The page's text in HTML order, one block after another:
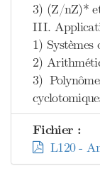
3) (Z/nZ)*
III.
1) Systèmes
2)
3)
Fichier :
L120 -